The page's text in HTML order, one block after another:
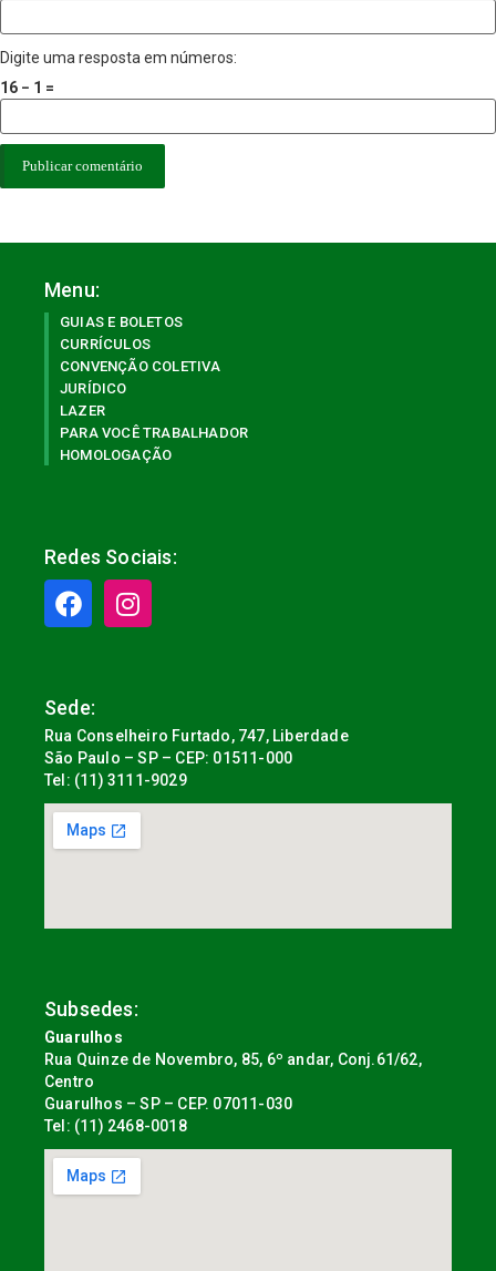
Digite uma resposta em números:
16 − 1 =
Menu:
GUIAS E BOLETOS
CURRÍCULOS
CONVENÇÃO COLETIVA
JURÍDICO
LAZER
PARA VOCÊ TRABALHADOR
HOMOLOGAÇÃO
Redes Sociais:
Sede:
Rua Conselheiro Furtado, 747, Liberdade
São Paulo – SP – CEP: 01511-000
Tel: (11) 3111-9029
Subsedes:
Guarulhos
Rua Quinze de Novembro, 85, 6º andar, Conj.61/62,
Centro
Guarulhos – SP – CEP. 07011-030
Tel: (11) 2468-0018